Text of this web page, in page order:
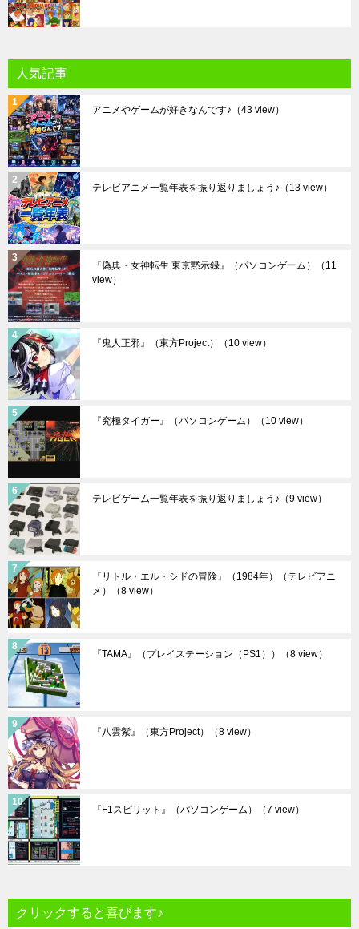
人気記事
アニメやゲームが好きなんです♪ （43 view）
テレビアニメ一覧年表を振り返りましょう♪ （13 view）
『偽典・女神転生 東京黙示録』（パソコンゲーム）
（11
view）
『鬼人正邪』（東方Project） （10 view）
『究極タイガー』（パソコンゲーム） （10 view）
テレビゲーム一覧年表を振り返りましょう♪ （9 view）
『リトル・エル・シドの冒険』（1984年）（テレビアニ
メ）
（8 view）
『TAMA』（プレイステーション（PS1）） （8 view）
『八雲紫』（東方Project） （8 view）
『F1スピリット』（パソコンゲーム） （7 view）
クリックすると喜びます♪